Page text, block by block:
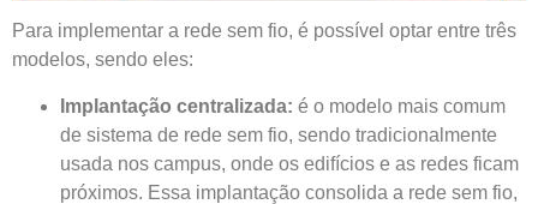
Para implementar a rede sem fio, é possível optar entre três
modelos, sendo eles:
Implantação centralizada: é o modelo mais comum
de sistema de rede sem fio, sendo tradicionalmente
usada nos campus, onde os edifícios e as redes ficam
próximos. Essa implantação consolida a rede sem fio,